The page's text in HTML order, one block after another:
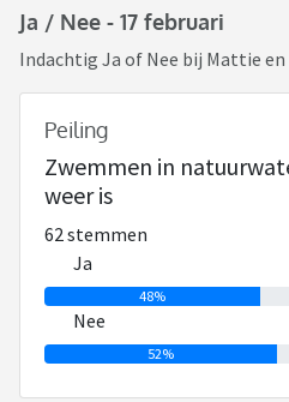
Ja / Nee - 17 februari
Indachtig Ja of Nee bij Mattie en
Peiling
Zwemmen in
weer is
62 stemmen
Ja
48%
Nee
52%